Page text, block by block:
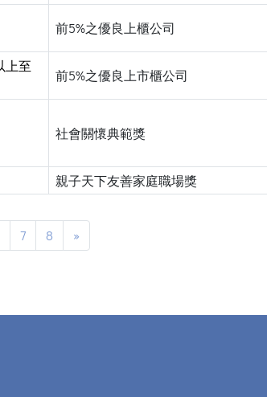
前5%之優良上櫃公司
上至
前5%之優良上市櫃公司
社會關懷典範獎
親子天下友善家庭職場獎
7 8 »